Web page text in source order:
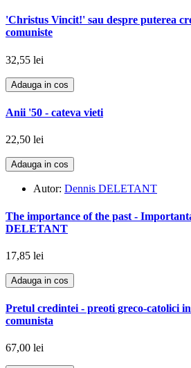
'Christus Vincit!' sau despre puterea
comuniste
32,55 lei
Adauga in cos
Anii '50 - cateva vieti
22,50 lei
Adauga in cos
Autor: Dennis DELETANT
The importance of the past -
DELETANT
17,85 lei
Adauga in cos
Pretul credintei - preoti greco-catolici
comunista
67,00 lei